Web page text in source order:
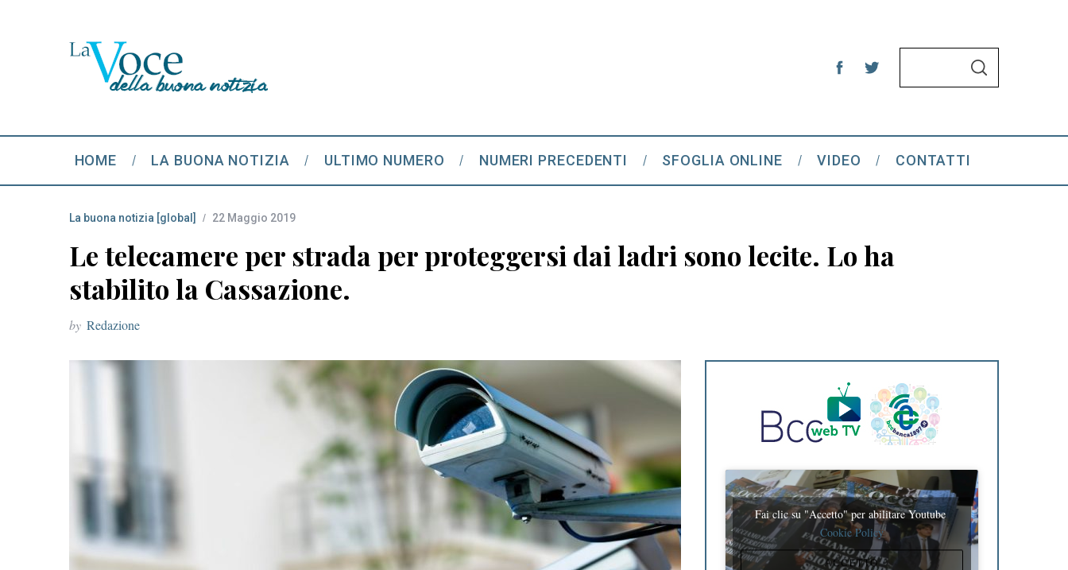
h
f
S
HOME LA BUONA NOTIZIA ULTIMO NUMERO NUMERI PRECEDENTI SFOGLIA ONLINE VIDEO CONTATTI
La buona notizia [global] 22 Maggio 2019
Le telecamere per strada per proteggersi dai ladri sono lecite. Lo ha
stabilito la Cassazione.
by Redazione
Fai clic su "Accetto" per abilitare Youtube
Cookie Policy
ACCETTO